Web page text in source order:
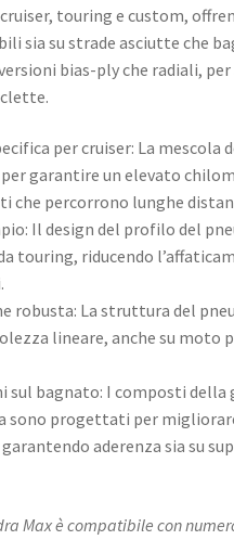
touring e custom,
sia su strade asciutte che
bias-ply che radiali,
per cruiser: La mescola
garantire un elevato
che percorrono lunghe
Il design del profilo del
touring, riducendo
robusta: La struttura del
lineare, anche su moto
sul bagnato: I composti della
sono progettati per
garantendo aderenza sia su
Max è compatibile con